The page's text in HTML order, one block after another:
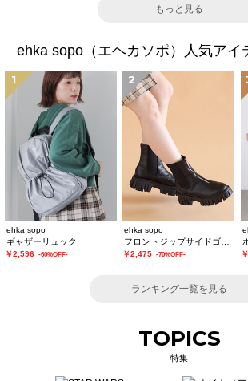
もっと見る
ehka sopo（エヘカソポ）人気アイ
1
ehka sopo
ギャザーリュック
￥2,596 -60%OFF-
2
ehka sopo
￥2,475 -70%OFF-
ランキング一覧を見る
TOPICS
特集